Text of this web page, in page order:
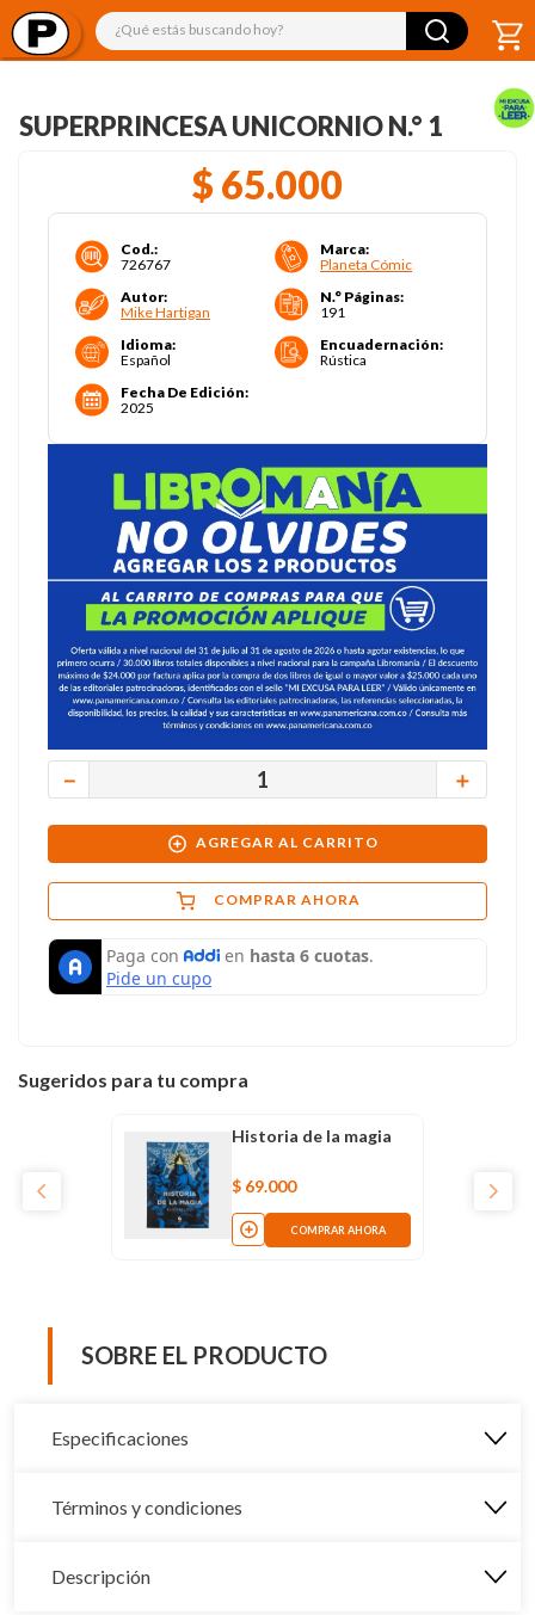
¿Qué estás buscando hoy?
SUPERPRINCESA UNICORNIO N.° 1
$ 65.000
Cod.:
726767
Marca:
Planeta Cómic
Autor:
Mike Hartigan
N.° Páginas:
191
Idioma:
Español
Encuadernación:
Rústica
Fecha De Edición:
2025
＋
－
AGREGAR AL CARRITO
COMPRAR AHORA
Sugeridos para tu compra
Historia de la magia
$ 69.000
COMPRAR AHORA
SOBRE EL PRODUCTO
Especificaciones
Términos y condiciones
Descripción